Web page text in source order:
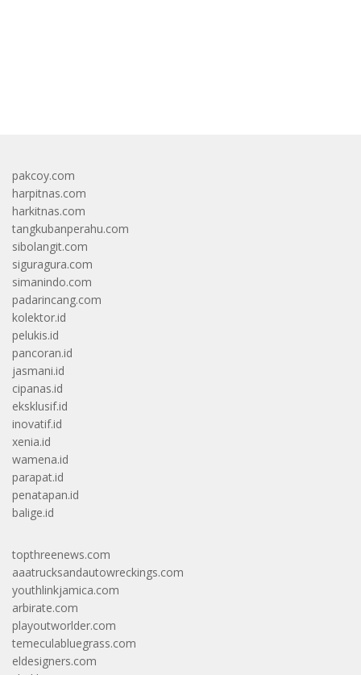
pakcoy.com
harpitnas.com
harkitnas.com
tangkubanperahu.com
sibolangit.com
siguragura.com
simanindo.com
padarincang.com
kolektor.id
pelukis.id
pancoran.id
jasmani.id
cipanas.id
eksklusif.id
inovatif.id
xenia.id
wamena.id
parapat.id
penatapan.id
balige.id
topthreenews.com
aaatrucksandautowreckings.com
youthlinkjamica.com
arbirate.com
playoutworlder.com
temeculabluegrass.com
eldesigners.com